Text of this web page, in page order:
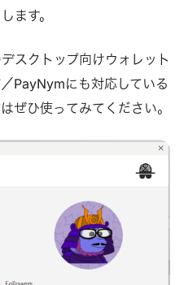
ます。
スクトップ向けウォレット
PayNymにも対応している
ぜひ使ってみてください。